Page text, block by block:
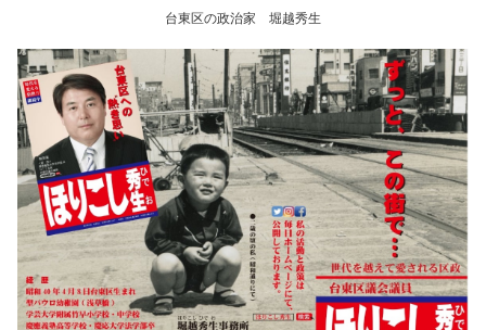
台東区の政治家 堀越秀生